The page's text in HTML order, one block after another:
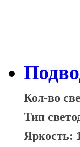
Кол-во
Тип
Яркость: